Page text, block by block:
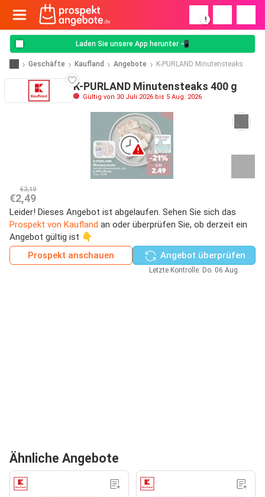
!
Laden Sie unsere App herunter 📲
Geschäfte Kaufland Angebote K-PURLAND Minutensteaks
K-PURLAND Minutensteaks 400 g
Gültig von 30 Juli 2026 bis 5 Aug. 2026
€3,19
€2,49
Leider! Dieses Angebot ist abgelaufen. Sehen Sie sich das
Prospekt von Kaufland an oder überprüfen Sie, ob derzeit ein
Angebot gültig ist 👇
Prospekt anschauen
Angebot überprüfen
Letzte Kontrolle: Do. 06 Aug.
Ähnliche Angebote